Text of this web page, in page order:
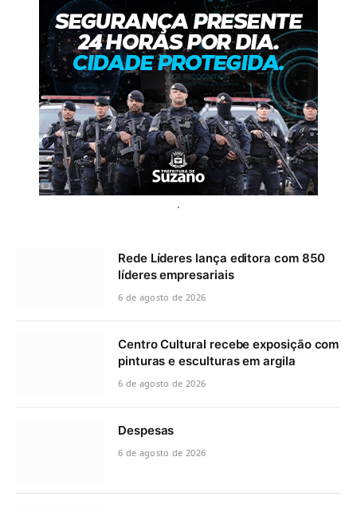
.
Rede Líderes lança editora com 850
líderes empresariais
6 de agosto de 2026
Centro Cultural recebe exposição com
pinturas e esculturas em argila
6 de agosto de 2026
Despesas
6 de agosto de 2026